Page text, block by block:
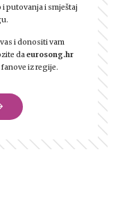
i putovanja i smještaj
i donositi vam
da eurosong.hr
iz regije.